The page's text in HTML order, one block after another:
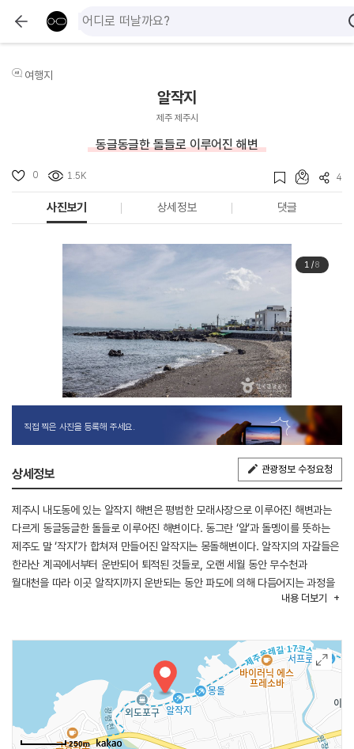
여행지
알작지
제주 제주시
동글동글한 돌들로 이루어진 해변
0 1.5K 4
사진보기 상세정보 댓글
1/8
직접 찍은 사진을 등록해 주세요.
상세정보 관광정보 수정요청
제주시 내도동에 있는 알작지 해변은 평범한 모래사장으로 이루어진 해변과는
다르게 동글동글한 돌들로 이루어진 해변이다. 동그란 ‘알’과 돌멩이를 뜻하는
제주도 말 ‘작지’가 합쳐져 만들어진 알작지는 몽돌해변이다. 알작지의 자갈들은
한라산 계곡에서부터 운반되어 퇴적된 것들로, 오랜 세월 동안 무수천과
월대천을 따라 이곳 알작지까지 운반되는 동안 파도에 의해 다듬어지는 과정을
겪었기 때문에 자갈의 모양이 더욱더 동글동글하다. 알작지는 독특함과
지정되었다. 진하고 동그란 먹돌과 차돌로 이루어진 해안가와 부서지는 파도가
어울리는 알작지 해변의 이국적인 풍경에 전문 사진작가들도 즐겨 찾는다. 바로
옆이 도심지인데도 불구하고 알작지는 한적하고 조용한 분위기를 만끽할 수
있어, 일상에 지친 시민들이 힐링하며 휴식을 취하기에 적합한 장소이다.
내용 더보기
250m